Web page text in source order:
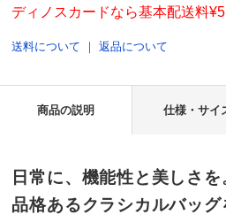
ディノスカードなら基本配送料
送料について ｜返品について
商品の説明 仕様・サイ
日常に、機能性と美しさを
品格あるクラシカルバッ